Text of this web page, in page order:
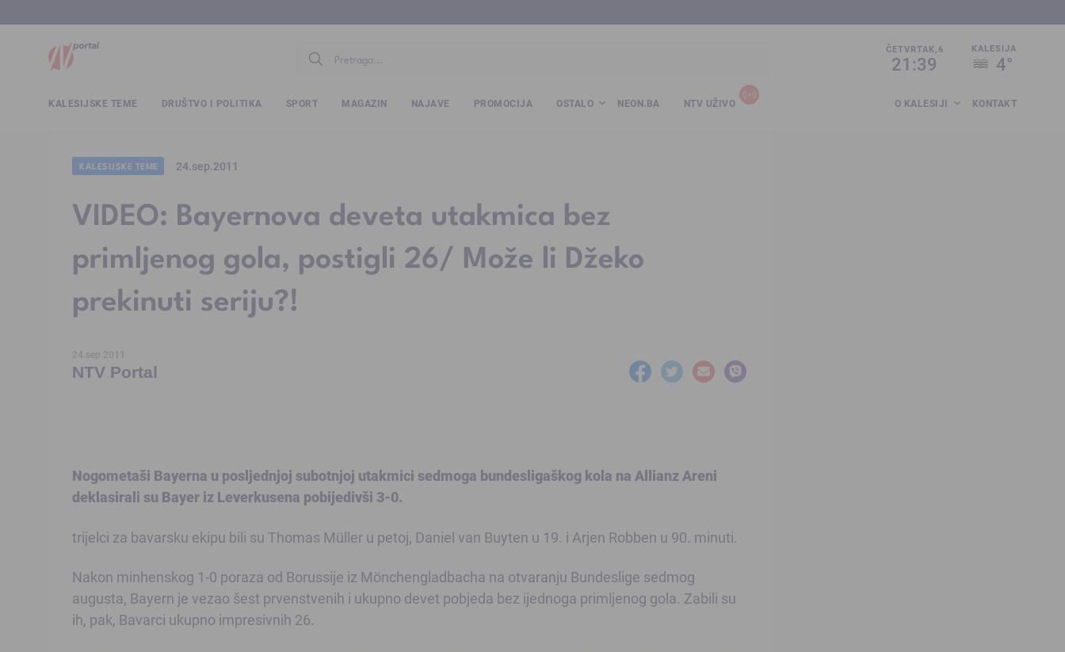
ČETVRTAK,6
21:39
KALESIJA
4°
KALESIJSKE TEME DRUŠTVO I POLITIKA SPORT MAGAZIN NAJAVE PROMOCIJA OSTALO NEON.BA NTV UŽIVO O KALESIJI KONTAKT
KALESIJSKE TEME 24.sep.2011
VIDEO: Bayernova deveta utakmica bez
primljenog gola, postigli 26/ Može li Džeko
prekinuti seriju?!
24.sep.2011
NTV Portal
Nogometaši Bayerna u posljednjoj subotnjoj utakmici sedmoga bundesligaškog kola na Allianz Areni
deklasirali su Bayer iz Leverkusena pobijedivši 3-0.
trijelci za bavarsku ekipu bili su Thomas Müller u petoj, Daniel van Buyten u 19. i Arjen Robben u 90. minuti.
Nakon minhenskog 1-0 poraza od Borussije iz Mönchengladbacha na otvaranju Bundeslige sedmog
augusta, Bayern je vezao šest prvenstvenih i ukupno devet pobjeda bez ijednoga primljenog gola. Zabili su
ih, pak, Bavarci ukupno impresivnih 26.